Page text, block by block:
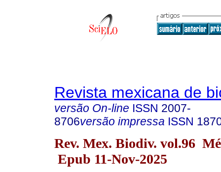
Revista mexicana de
versão On-line ISSN 2007-
8706versão impressa ISSN
Rev. Mex. Biodiv. vol.96
Epub 11-Nov-2025